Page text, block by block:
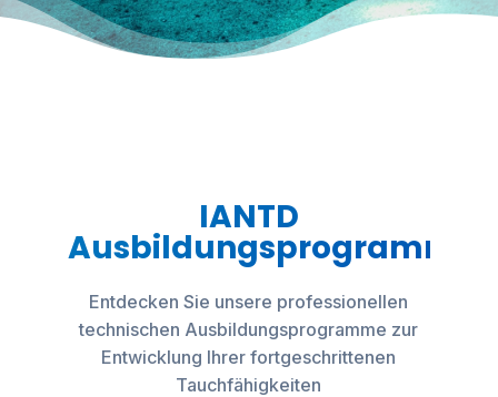
IANTD
Ausbildungsprogramme
Entdecken Sie unsere professionellen
technischen Ausbildungsprogramme zur
Entwicklung Ihrer fortgeschrittenen
Tauchfähigkeiten